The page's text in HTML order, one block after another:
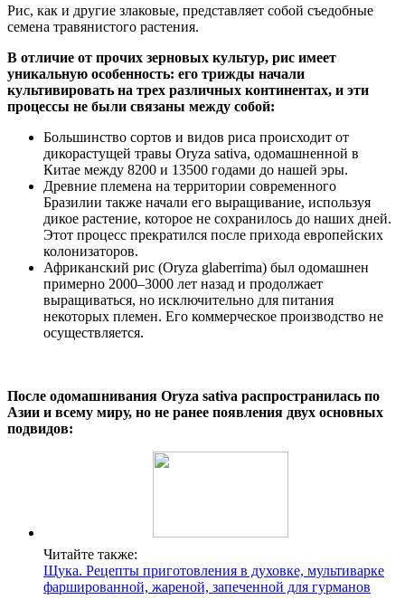
Рис, как и другие злаковые, представляет собой съедобные
семена травянистого растения.
В отличие от прочих зерновых культур, рис имеет
уникальную особенность: его трижды начали
культивировать на трех различных континентах, и эти
процессы не были связаны между собой:
Большинство сортов и видов риса происходит от
дикорастущей травы Oryza sativa, одомашненной в
Китае между 8200 и 13500 годами до нашей эры.
Древние племена на территории современного
Бразилии также начали его выращивание, используя
дикое растение, которое не сохранилось до наших дней.
Этот процесс прекратился после прихода европейских
колонизаторов.
Африканский рис (Oryza glaberrima) был одомашнен
примерно 2000–3000 лет назад и продолжает
выращиваться, но исключительно для питания
некоторых племен. Его коммерческое производство не
осуществляется.
После одомашнивания Oryza sativa распространилась по
Азии и всему миру, но не ранее появления двух основных
подвидов:
Читайте также:
Щука. Рецепты приготовления в духовке, мультиварке
фаршированной, жареной, запеченной для гурманов